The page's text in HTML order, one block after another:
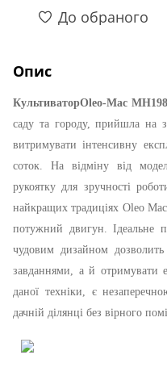
До обраного
Опис
КультиваторOleo-Mac MH
саду та городу, прийшла на
витримувати інтенсивну
соток. На відміну від
рукоятку для зручності
найкращих традиціях Oleo
потужний двигун. Ідеальне
чудовим дизайном
завданнями, а й отримувати
даної техніки, є
дачній ділянці без вірного